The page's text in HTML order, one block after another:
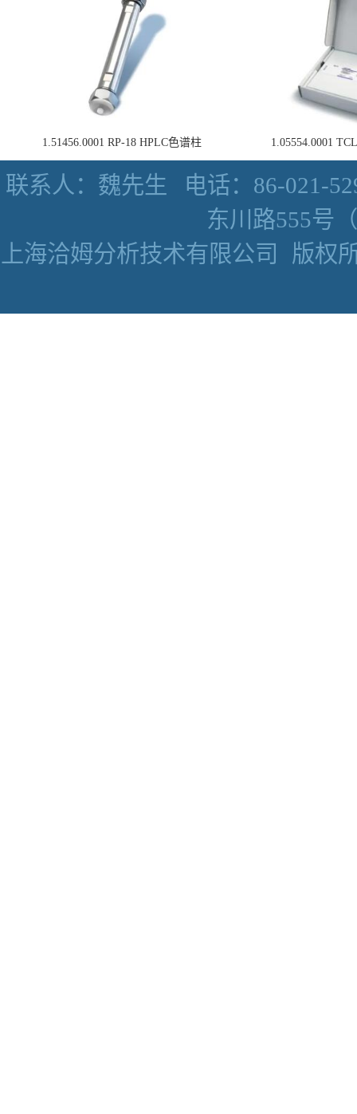
1.51456.0001 RP-18 HPLC色谱柱 1.05554.0001
联系人：魏先生
电话：86-021-
东川路555号
上海洽姆分析技术有限公司
版权